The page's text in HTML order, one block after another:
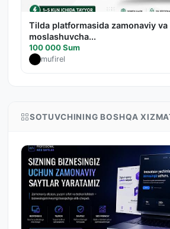
Tilda platformasida zamonaviy va
moslashuvcha...
100 000 Sum
mufirel
SOTUVCHINING BOSHQA